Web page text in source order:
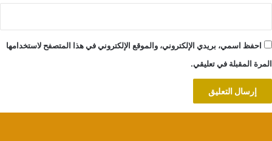
احفظ اسمي، بريدي الإلكتروني، والموقع الإلكتروني في هذا المتصفح لاستخدامها
المرة المقبلة في تعليقي.